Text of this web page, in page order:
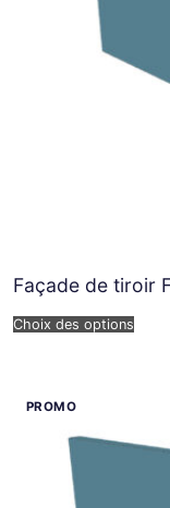
Façade de tiroir
Choix des options